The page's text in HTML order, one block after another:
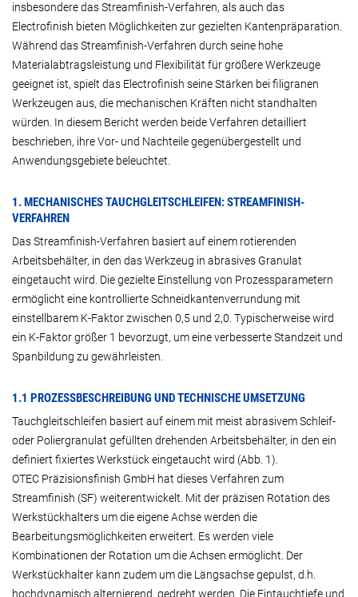
insbesondere das Streamfinish-Verfahren, als auch das
Electrofinish bieten Möglichkeiten zur gezielten Kantenpräparation.
Während das Streamfinish-Verfahren durch seine hohe
Materialabtragsleistung und Flexibilität für größere Werkzeuge
geeignet ist, spielt das Electrofinish seine Stärken bei filigranen
Werkzeugen aus, die mechanischen Kräften nicht standhalten
würden. In diesem Bericht werden beide Verfahren detailliert
beschrieben, ihre Vor- und Nachteile gegenübergestellt und
Anwendungsgebiete beleuchtet.
1. MECHANISCHES TAUCHGLEITSCHLEIFEN: STREAMFINISH-
VERFAHREN
Das Streamfinish-Verfahren basiert auf einem rotierenden
Arbeitsbehälter, in den das Werkzeug in abrasives Granulat
eingetaucht wird. Die gezielte Einstellung von Prozessparametern
ermöglicht eine kontrollierte Schneidkantenverrundung mit
einstellbarem K-Faktor zwischen 0,5 und 2,0. Typischerweise wird
ein K-Faktor größer 1 bevorzugt, um eine verbesserte Standzeit und
Spanbildung zu gewährleisten.
1.1 PROZESSBESCHREIBUNG UND TECHNISCHE UMSETZUNG
Tauchgleitschleifen basiert auf einem mit meist abrasivem Schleif-
oder Poliergranulat gefüllten drehenden Arbeitsbehälter, in den ein
definiert fixiertes Werkstück eingetaucht wird (Abb. 1).
OTEC Präzisionsfinish GmbH hat dieses Verfahren zum
Streamfinish (SF) weiterentwickelt. Mit der präzisen Rotation des
Werkstückhalters um die eigene Achse werden die
Bearbeitungsmöglichkeiten erweitert. Es werden viele
Kombinationen der Rotation um die Achsen ermöglicht. Der
Werkstückhalter kann zudem um die Längsachse gepulst, d.h.
hochdynamisch alternierend, gedreht werden. Die Eintauchtiefe und